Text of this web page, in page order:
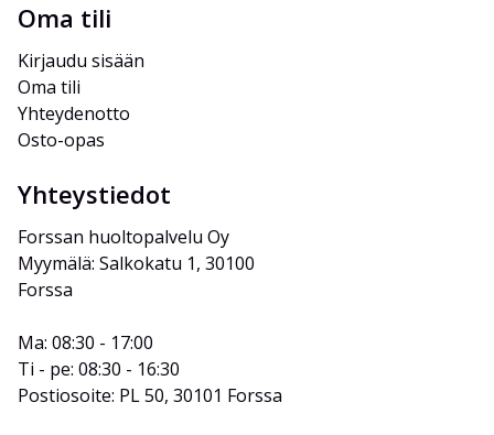
Oma tili
Kirjaudu sisään
Oma tili
Yhteydenotto
Osto-opas
Yhteystiedot
Forssan huoltopalvelu Oy
Myymälä: Salkokatu 1, 30100
Forssa
Ma: 08:30 - 17:00
Ti - pe: 08:30 - 16:30
Postiosoite: PL 50, 30101 Forssa